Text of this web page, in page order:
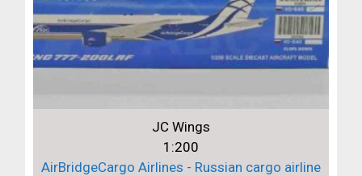
JC Wings
1:200
AirBridgeCargo Airlines - Russian cargo airline